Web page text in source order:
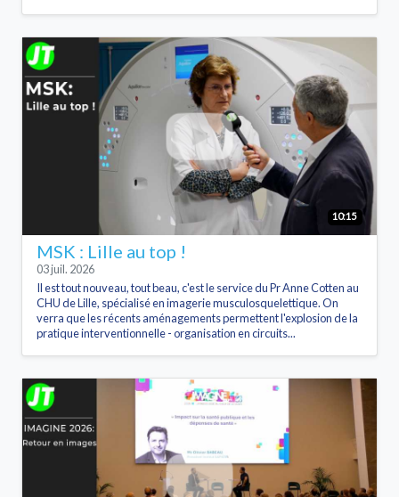
10:15
MSK : Lille au top !
03 juil. 2026
Il est tout nouveau, tout beau, c'est le service du Pr Anne Cotten au
CHU de Lille, spécialisé en imagerie musculosquelettique. On
verra que les récents aménagements permettent l'explosion de la
pratique interventionnelle - organisation en circuits...